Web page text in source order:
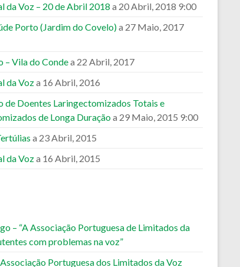
da Voz – 20 de Abril 2018 a 20 Abril, 2018 9:00
Porto (Jardim do Covelo)a 27 Maio, 2017
– Vila do Condea 22 Abril, 2017
da Voza 16 Abril, 2016
de Doentes Laringectomizados Totais e
de Longa Duraçãoa 29 Maio, 2015 9:00
a 23 Abril, 2015
da Voza 16 Abril, 2015
– “A Associação Portuguesa de Limitados da
com problemas na voz”
Portuguesa dos Limitados da Voz